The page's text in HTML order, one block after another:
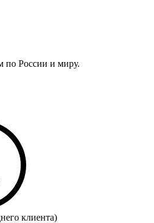
по России и миру.
клиента)